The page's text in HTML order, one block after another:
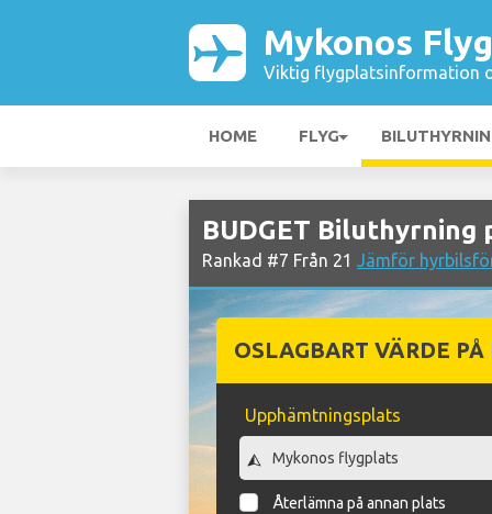
Mykonos
Viktig flygplatsinformation
HOME FLYG
BUDGET Biluthyrning
Rankad #7 Från 21 Jämför
OSLAGBART VÄRDE
Upphämtningsplats
Återlämna på annan plats